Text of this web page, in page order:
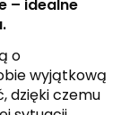
– idealne
o
wyjątkową
dzięki czemu